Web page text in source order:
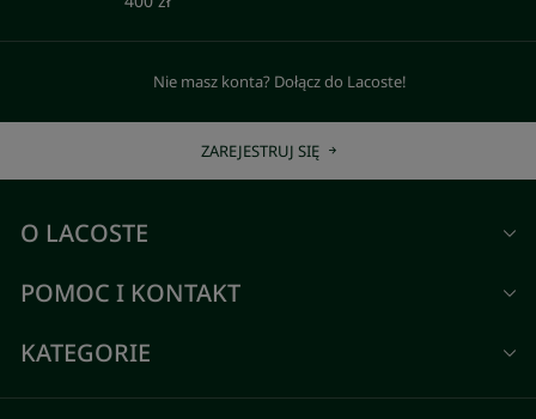
Nie masz konta? Dołącz do Lacoste!
ZAREJESTRUJ SIĘ
O LACOSTE
POMOC I KONTAKT
KATEGORIE